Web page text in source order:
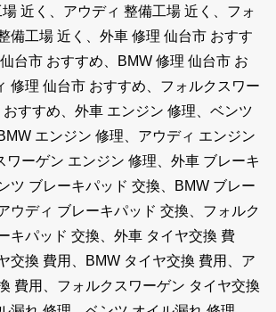
近く、アウディ 整備工場 近く、フォ
備工場 近く、外車 修理 仙台市 おすす
台市 おすすめ、BMW 修理 仙台市 お
修理 仙台市 おすすめ、フォルクスワー
すすめ、外車 エンジン 修理、ベンツ
エンジン 修理、アウディ エンジン
ワーゲン エンジン 修理、外車 ブレーキ
ツ ブレーキパッド 交換、BMW ブレー
ウディ ブレーキパッド 交換、フォルク
キパッド 交換、外車 タイヤ交換 費
交換 費用、BMW タイヤ交換 費用、ア
費用、フォルクスワーゲン タイヤ交換